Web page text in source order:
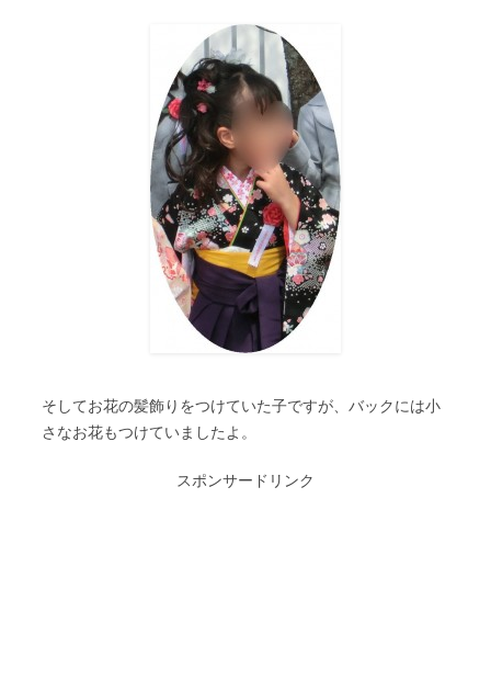
そしてお花の髪飾りをつけていた子ですが、バックには小
さなお花もつけていましたよ。
スポンサードリンク